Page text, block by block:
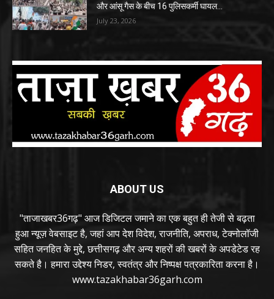
और आंसू गैस के बीच 16 पुलिसकर्मी घायल…
July 23, 2026
ABOUT US
"ताजाखबर36गढ़" आज डिजिटल जमाने का एक बहुत ही तेजी से बढ़ता
हुआ न्यूज़ वेबसाइट है, जहां आप देश विदेश, राजनीति, अपराध, टेक्नोलॉजी
सहित जनहित के मुद्दे, छत्तीसगढ़ और अन्य शहरों की खबरों के अपडेटेड रह
सकते है। हमारा उद्देश्य निडर, स्वतंत्र और निष्पक्ष पत्रकारिता करना है।
www.tazakhabar36garh.com